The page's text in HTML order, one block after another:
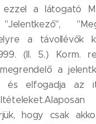
a látogató
a távollévők
(II. 5.) Korm.
a
és elfogadja az
hogy csak